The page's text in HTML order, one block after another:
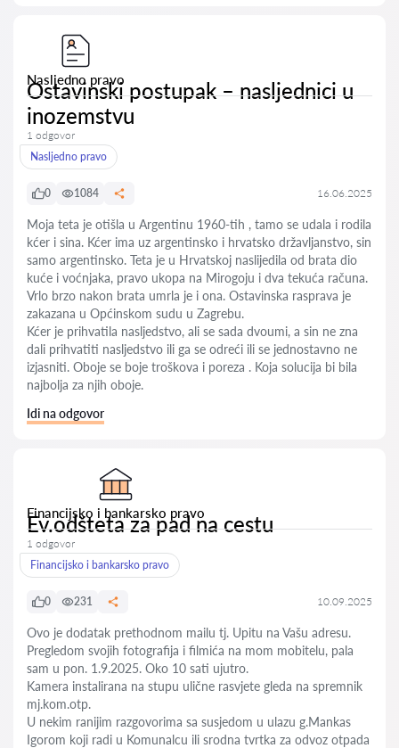
Nasljedno pravo
Ostavinski postupak – nasljednici u
inozemstvu
1 odgovor
Nasljedno pravo
0 1084 16.06.2025
Moja teta je otišla u Argentinu 1960-tih , tamo se udala i rodila
kćer i sina. Kćer ima uz argentinsko i hrvatsko državljanstvo, sin
samo argentinsko. Teta je u Hrvatskoj naslijedila od brata dio
kuće i voćnjaka, pravo ukopa na Mirogoju i dva tekuća računa.
Vrlo brzo nakon brata umrla je i ona. Ostavinska rasprava je
zakazana u Općinskom sudu u Zagrebu.
Kćer je prihvatila nasljedstvo, ali se sada dvoumi, a sin ne zna
dali prihvatiti nasljedstvo ili ga se odreći ili se jednostavno ne
izjasniti. Oboje se boje troškova i poreza . Koja solucija bi bila
najbolja za njih oboje.
Idi na odgovor
Financijsko i bankarsko pravo
Ev.odšteta za pad na cestu
1 odgovor
Financijsko i bankarsko pravo
0 231 10.09.2025
Ovo je dodatak prethodnom mailu tj. Upitu na Vašu adresu.
Pregledom svojih fotografija i filmića na mom mobitelu, pala
sam u pon. 1.9.2025. Oko 10 sati ujutro.
Kamera instalirana na stupu ulične rasvjete gleda na spremnik
mj.kom.otp.
U nekim ranijim razgovorima sa susjedom u ulazu g.Mankas
Igorom koji radi u Komunalcu ili srodna tvrtka za odvoz otpada